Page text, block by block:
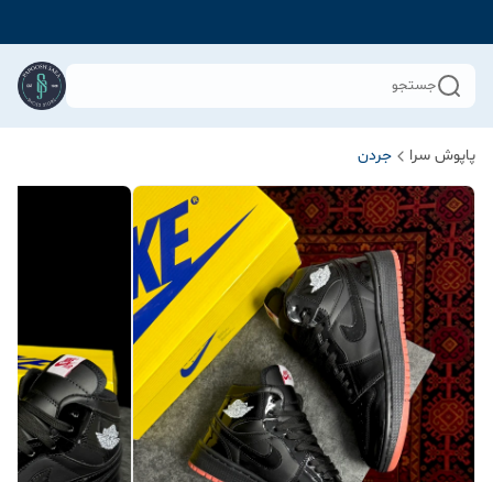
جستجو
پاپوش سرا جردن